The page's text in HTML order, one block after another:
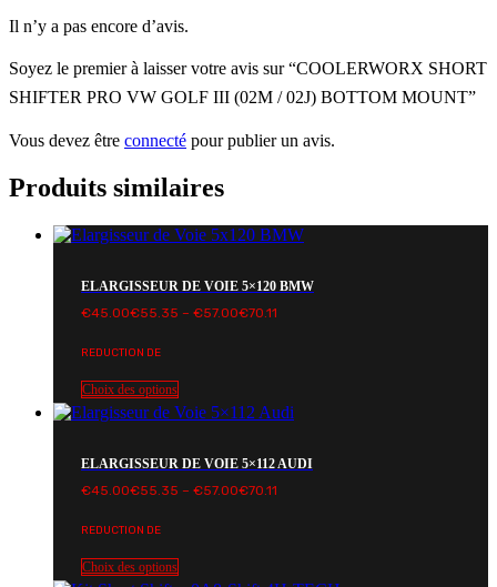
Il n’y a pas encore d’avis.
Soyez le premier à laisser votre avis sur “COOLERWORX SHORT
SHIFTER PRO VW GOLF III (02M / 02J) BOTTOM MOUNT”
Vous devez être connecté pour publier un avis.
Produits similaires
ELARGISSEUR DE VOIE 5×120 BMW
€45.00€55.35 – €57.00€70.11
Plage
€45.00€55.35
€57.00€70.11
REDUCTION DE
Choix des options
ELARGISSEUR DE VOIE 5×112 AUDI
€45.00€55.35 – €57.00€70.11
Plage
€45.00€55.35
€57.00€70.11
REDUCTION DE
Choix des options